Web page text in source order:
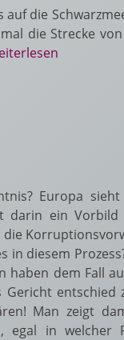
die
die Strecke von
Europa
darin ein
diesem
haben dem Fall
entschied
Man zeigt
egal in